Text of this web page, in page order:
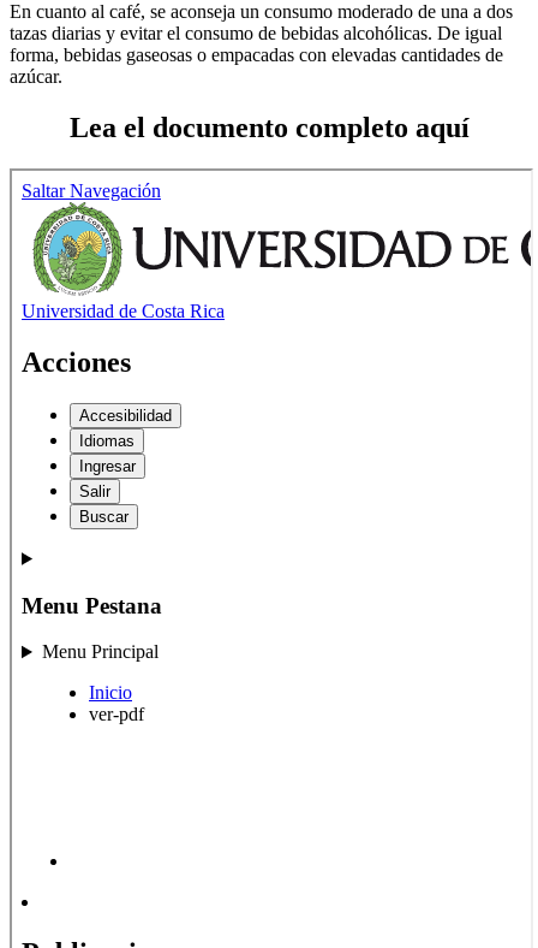
En cuanto al café, se aconseja un consumo moderado de una a dos
tazas diarias y evitar el consumo de bebidas alcohólicas. De igual
forma, bebidas gaseosas o empacadas con elevadas cantidades de
azúcar.
Lea el documento completo aquí